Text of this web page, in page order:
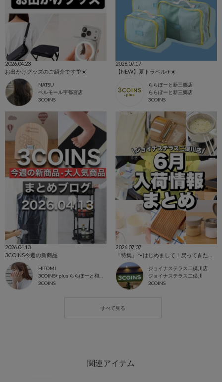
2026.04.23
お出かけグッズのご紹介です🌴☀️
NATSU
ベルモール宇都宮店
3COINS
2026.07.17
【NEW】夏トラベル✈️☀️
ららぽーと新三郷店
ららぽーと新三郷店
3COINS
2026.04.13
3COINS今週の新商品
HITOMI
3COINS
2026.07.07
ジョイナステラス二俣川店
ジョイナステラス二俣川
3COINS